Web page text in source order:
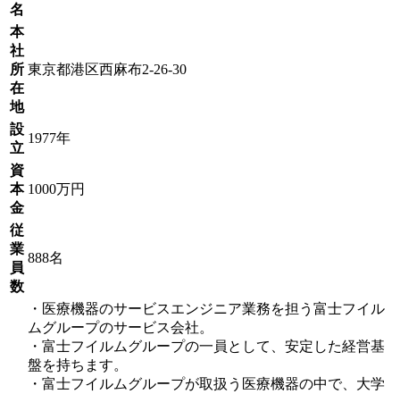
名
本
社
所
在
地
東京都港区西麻布2-26-30
設
立
1977年
資
本
金
1000万円
従
業
員
数
888名
・医療機器のサービスエンジニア業務を担う富士フイル
ムグループのサービス会社。
・富士フイルムグループの一員として、安定した経営基
盤を持ちます。
・富士フイルムグループが取扱う医療機器の中で、大学